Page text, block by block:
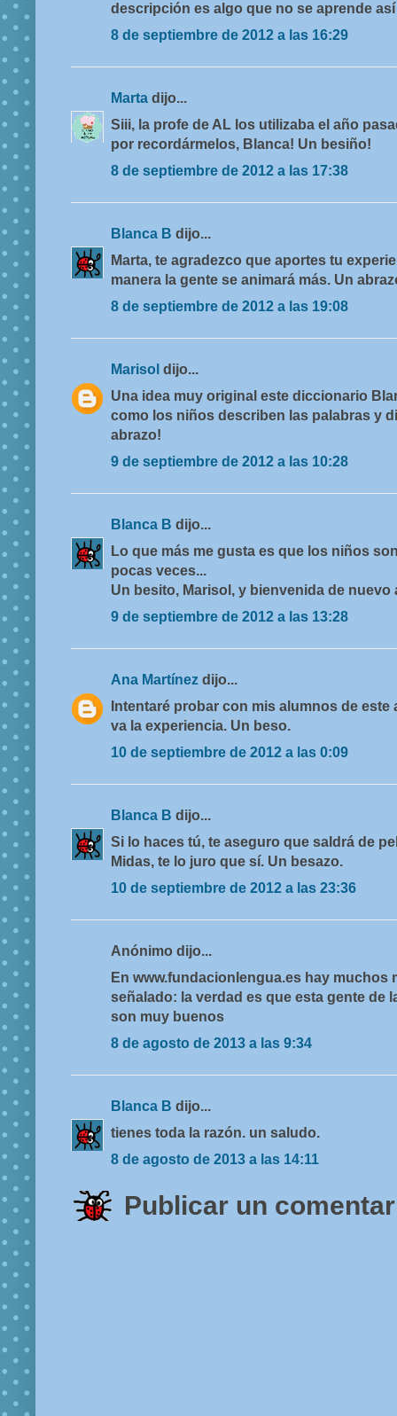
descripción es algo que no se aprende
8 de septiembre de 2012 a las 16:29
Marta dijo...
Siii, la profe de AL los utilizaba el año
por recordármelos, Blanca! Un besiño!
8 de septiembre de 2012 a las 17:38
Blanca B dijo...
Marta, te agradezco que aportes tu
manera la gente se animará más. Un
8 de septiembre de 2012 a las 19:08
Marisol dijo...
Una idea muy original este diccionario
como los niños describen las palabras y
abrazo!
9 de septiembre de 2012 a las 10:28
Blanca B dijo...
Lo que más me gusta es que los niños
pocas veces...
Un besito, Marisol, y bienvenida de
9 de septiembre de 2012 a las 13:28
Ana Martínez dijo...
Intentaré probar con mis alumnos de este
va la experiencia. Un beso.
10 de septiembre de 2012 a las 0:09
Blanca B dijo...
Si lo haces tú, te aseguro que saldrá de
Midas, te lo juro que sí. Un besazo.
10 de septiembre de 2012 a las 23:36
Anónimo dijo...
En www.fundacionlengua.es hay muchos
señalado: la verdad es que esta gente de
son muy buenos
8 de agosto de 2013 a las 9:34
Blanca B dijo...
tienes toda la razón. un saludo.
8 de agosto de 2013 a las 14:11
Publicar un